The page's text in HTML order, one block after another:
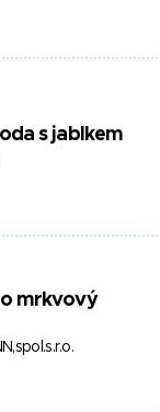
s jablkem
mrkvový